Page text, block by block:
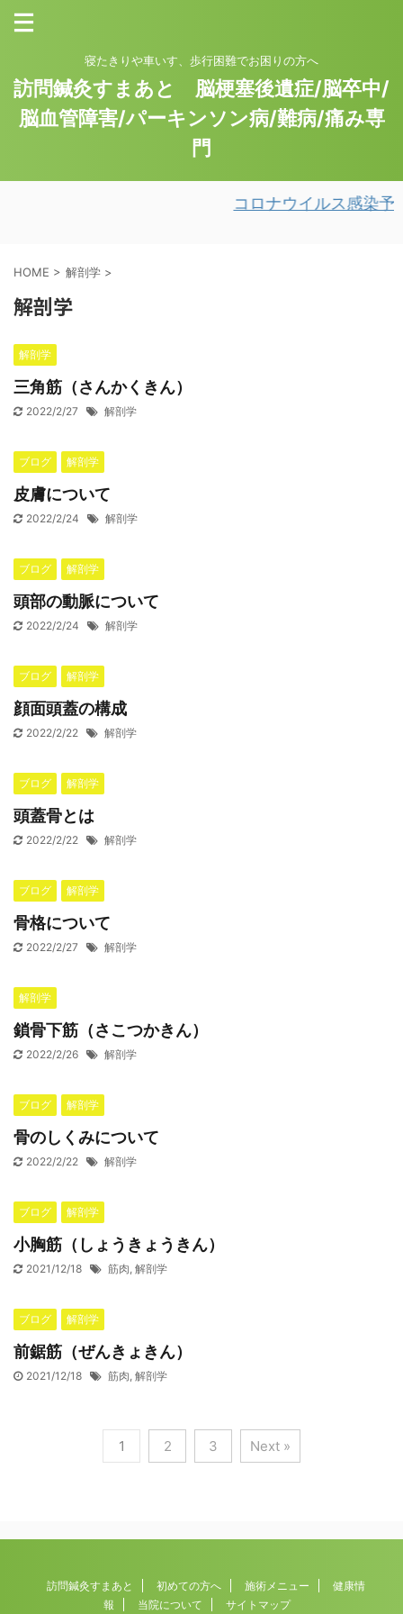
寝たきりや車いす、歩行困難でお困りの方へ
訪問鍼灸すまあと 脳梗塞後遺症/脳卒中/
脳血管障害/パーキンソン病/難病/痛み専
門
コロナウイルス感染予
HOME > 解剖学 >
解剖学
解剖学
三角筋（さんかくきん）
2022/2/27 解剖学
ブログ 解剖学
皮膚について
2022/2/24 解剖学
ブログ 解剖学
頭部の動脈について
2022/2/24 解剖学
ブログ 解剖学
顔面頭蓋の構成
2022/2/22 解剖学
ブログ 解剖学
頭蓋骨とは
2022/2/22 解剖学
ブログ 解剖学
骨格について
2022/2/27 解剖学
解剖学
鎖骨下筋（さこつかきん）
2022/2/26 解剖学
ブログ 解剖学
骨のしくみについて
2022/2/22 解剖学
ブログ 解剖学
小胸筋（しょうきょうきん）
2021/12/18 筋肉, 解剖学
ブログ 解剖学
前鋸筋（ぜんきょきん）
2021/12/18 筋肉, 解剖学
1 2 3 Next »
訪問鍼灸すまあと 初めての方へ 施術メニュー
健康情
報
当院について サイトマップ